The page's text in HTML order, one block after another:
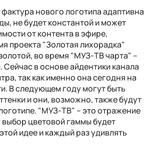
нового логотипа адаптивна
не будет константой и может
от контента в эфире,
проекта "Золотая лихорадка"
во время "МУЗ-ТВ чарта" –
Сейчас в основе айдентики канала
так как именно она сегодня на
В следующем году могут быть
и они, возможно, также будут
"МУЗ-ТВ" – это отражение
цветовой гаммы будет
идее и каждый раз удивлять